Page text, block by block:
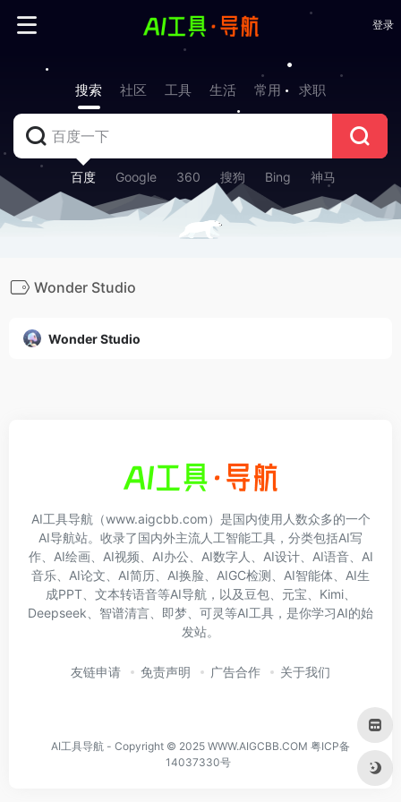
登录
搜索 社区 工具 生活 常用 求职
百度 Google 360 搜狗 Bing 神马
Wonder Studio
Wonder Studio
AI工具导航（www.aigcbb.com）是国内使用人数众多的一个
AI导航站。收录了国内外主流人工智能工具，分类包括AI写
作、AI绘画、AI视频、AI办公、AI数字人、AI设计、AI语音、AI
音乐、AI论文、AI简历、AI换脸、AIGC检测、AI智能体、AI生
成PPT、文本转语音等AI导航，以及豆包、元宝、Kimi、
Deepseek、智谱清言、即梦、可灵等AI工具，是你学习AI的始
发站。
友链申请 免责声明 广告合作 关于我们
AI工具导航 - Copyright © 2025 WWW.AIGCBB.COM 粤ICP备
14037330号